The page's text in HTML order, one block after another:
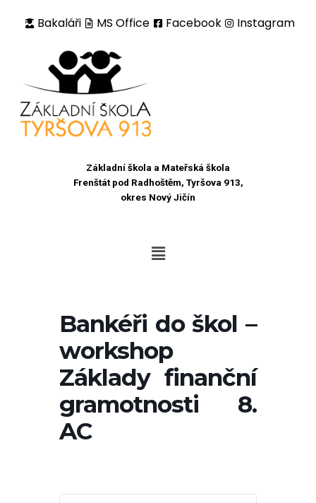
Bakaláři MS Office Facebook Instagram
Základní škola a Mateřská škola
Frenštát pod Radhoštěm, Tyršova 913,
okres Nový Jičín
Bankéři do škol –
workshop
Základy finanční
gramotnosti 8.
AC